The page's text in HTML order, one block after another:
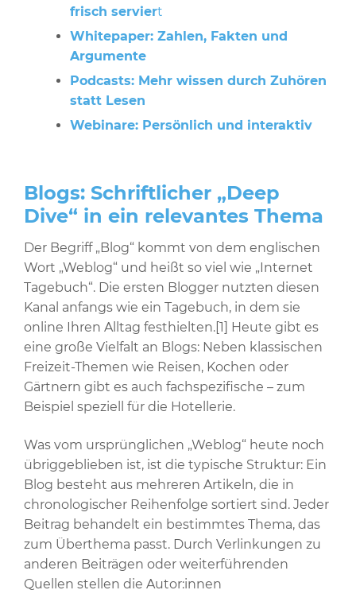
frisch serviert
Whitepaper: Zahlen, Fakten und
Argumente
Podcasts: Mehr wissen durch Zuhören
statt Lesen
Webinare: Persönlich und interaktiv
Blogs: Schriftlicher „Deep
Dive“ in ein relevantes Thema
Der Begriff „Blog“ kommt von dem englischen
Wort „Weblog“ und heißt so viel wie „Internet
Tagebuch“. Die ersten Blogger nutzten diesen
Kanal anfangs wie ein Tagebuch, in dem sie
online Ihren Alltag festhielten.[1] Heute gibt es
eine große Vielfalt an Blogs: Neben klassischen
Freizeit-Themen wie Reisen, Kochen oder
Gärtnern gibt es auch fachspezifische – zum
Beispiel speziell für die Hotellerie.
Was vom ursprünglichen „Weblog“ heute noch
übriggeblieben ist, ist die typische Struktur: Ein
Blog besteht aus mehreren Artikeln, die in
chronologischer Reihenfolge sortiert sind. Jeder
Beitrag behandelt ein bestimmtes Thema, das
zum Überthema passt. Durch Verlinkungen zu
anderen Beiträgen oder weiterführenden
Quellen stellen die Autor:innen